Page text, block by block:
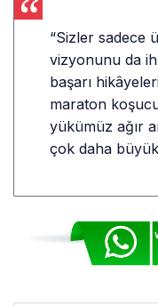
“Sizler sadece
vizyonunu da
başarı
maraton
yükümüz ağır
çok daha